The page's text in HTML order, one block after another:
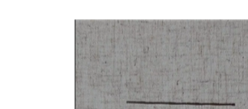
יוחנן קאפח